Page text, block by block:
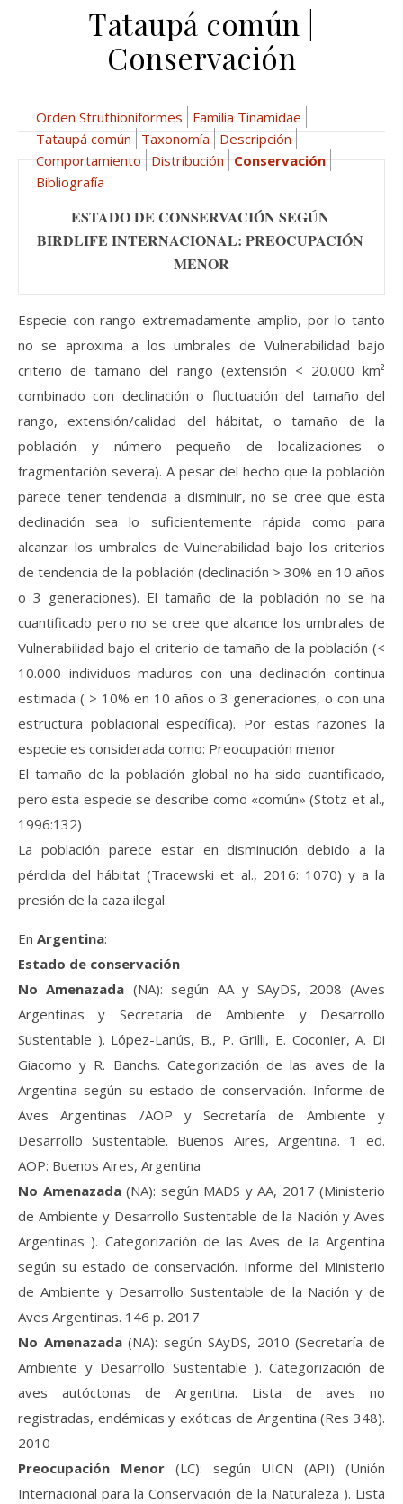
Tataupá común |
Conservación
Orden Struthioniformes
Familia Tinamidae
Tataupá común
Taxonomía
Descripción
Comportamiento
Distribución
Conservación
Bibliografía
ESTADO DE CONSERVACIÓN SEGÚN
BIRDLIFE INTERNACIONAL: PREOCUPACIÓN
MENOR
Especie con rango extremadamente amplio, por lo tanto
no se aproxima a los umbrales de Vulnerabilidad bajo
criterio de tamaño del rango (extensión < 20.000 km²
combinado con declinación o fluctuación del tamaño del
rango, extensión/calidad del hábitat, o tamaño de la
población y número pequeño de localizaciones o
fragmentación severa). A pesar del hecho que la población
parece tener tendencia a disminuir, no se cree que esta
declinación sea lo suficientemente rápida como para
alcanzar los umbrales de Vulnerabilidad bajo los criterios
de tendencia de la población (declinación > 30% en 10 años
o 3 generaciones). El tamaño de la población no se ha
cuantificado pero no se cree que alcance los umbrales de
Vulnerabilidad bajo el criterio de tamaño de la población (<
10.000 individuos maduros con una declinación continua
estimada ( > 10% en 10 años o 3 generaciones, o con una
estructura poblacional específica). Por estas razones la
especie es considerada como: Preocupación menor
El tamaño de la población global no ha sido cuantificado,
pero esta especie se describe como «común» (Stotz et al.,
1996:132)
La población parece estar en disminución debido a la
pérdida del hábitat (Tracewski et al., 2016: 1070) y a la
presión de la caza ilegal.
En Argentina:
Estado de conservación
No Amenazada (NA): según AA y SAyDS, 2008 (Aves
Argentinas y Secretaría de Ambiente y Desarrollo
Sustentable ). López-Lanús, B., P. Grilli, E. Coconier, A. Di
Giacomo y R. Banchs. Categorización de las aves de la
Argentina según su estado de conservación. Informe de
Aves Argentinas /AOP y Secretaría de Ambiente y
Desarrollo Sustentable. Buenos Aires, Argentina. 1 ed.
AOP: Buenos Aires, Argentina
No Amenazada(NA): según MADS y AA, 2017 (Ministerio
de Ambiente y Desarrollo Sustentable de la Nación y Aves
Argentinas ). Categorización de las Aves de la Argentina
según su estado de conservación. Informe del Ministerio
de Ambiente y Desarrollo Sustentable de la Nación y de
Aves Argentinas. 146 p. 2017
No Amenazada(NA): según SAyDS, 2010 (Secretaría de
Ambiente y Desarrollo Sustentable ). Categorización de
aves autóctonas de Argentina. Lista de aves no
registradas, endémicas y exóticas de Argentina (Res 348).
2010
Preocupación Menor(LC): según UICN (API) (Unión
Internacional para la Conservación de la Naturaleza ). Lista